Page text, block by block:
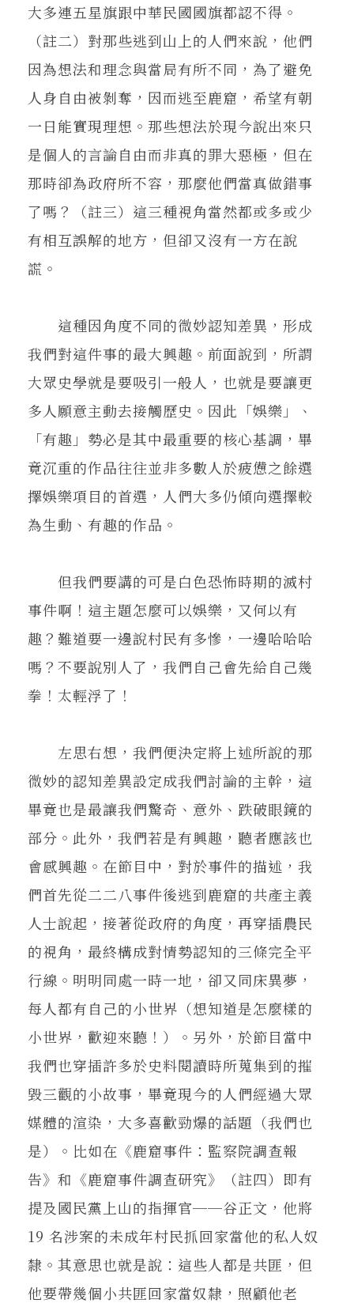
大多連五星旗跟中華民國國旗都認不得。
（註二）對那些逃到山上的人們來說，他們
因為想法和理念與當局有所不同，為了避免
人身自由被剝奪，因而逃至鹿窟，希望有朝
一日能實現理想。那些想法於現今說出來只
是個人的言論自由而非真的罪大惡極，但在
那時卻為政府所不容，那麼他們當真做錯事
了嗎？（註三）這三種視角當然都或多或少
有相互誤解的地方，但卻又沒有一方在說
謊。
這種因角度不同的微妙認知差異，形成
我們對這件事的最大興趣。前面說到，所謂
大眾史學就是要吸引一般人，也就是要讓更
多人願意主動去接觸歷史。因此「娛樂」、
「有趣」勢必是其中最重要的核心基調，畢
竟沉重的作品往往並非多數人於疲憊之餘選
擇娛樂項目的首選，人們大多仍傾向選擇較
為生動、有趣的作品。
但我們要講的可是白色恐怖時期的滅村
事件啊！這主題怎麼可以娛樂，又何以有
趣？難道要一邊說村民有多慘，一邊哈哈哈
嗎？不要說別人了，我們自己會先給自己幾
拳！太輕浮了！
左思右想，我們便決定將上述所說的那
微妙的認知差異設定成我們討論的主幹，這
畢竟也是最讓我們驚奇、意外、跌破眼鏡的
部分。此外，我們若是有興趣，聽者應該也
會感興趣。在節目中，對於事件的描述，我
們首先從二二八事件後逃到鹿窟的共產主義
人士說起，接著從政府的角度，再穿插農民
的視角，最終構成對情勢認知的三條完全平
行線。明明同處一時一地，卻又同床異夢，
每人都有自己的小世界（想知道是怎麼樣的
小世界，歡迎來聽！）。另外，於節目當中
我們也穿插許多於史料閱讀時所蒐集到的摧
毀三觀的小故事，畢竟現今的人們經過大眾
媒體的渲染，大多喜歡勁爆的話題（我們也
是）。比如在《鹿窟事件：監察院調查報
告》和《鹿窟事件調查研究》（註四）即有
提及國民黨上山的指揮官──谷正文，他將
19 名涉案的未成年村民抓回家當他的私人奴
隸。其意思也就是說：這些人都是共匪，但
他要帶幾個小共匪回家當奴隸，照顧他老